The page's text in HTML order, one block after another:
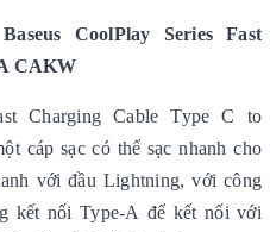
CoolPlay Series Fast
CAKW
Charging Cable Type C to
cáp sạc có thể sạc nhanh cho
với đầu Lightning, với công
kết nối Type-A để kết nối với